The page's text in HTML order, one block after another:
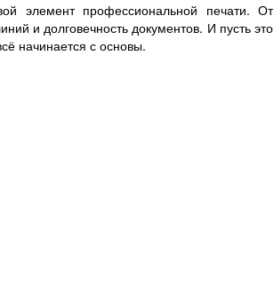
элемент профессиональной печати. От
и долговечность документов. И пусть это
начинается с основы.